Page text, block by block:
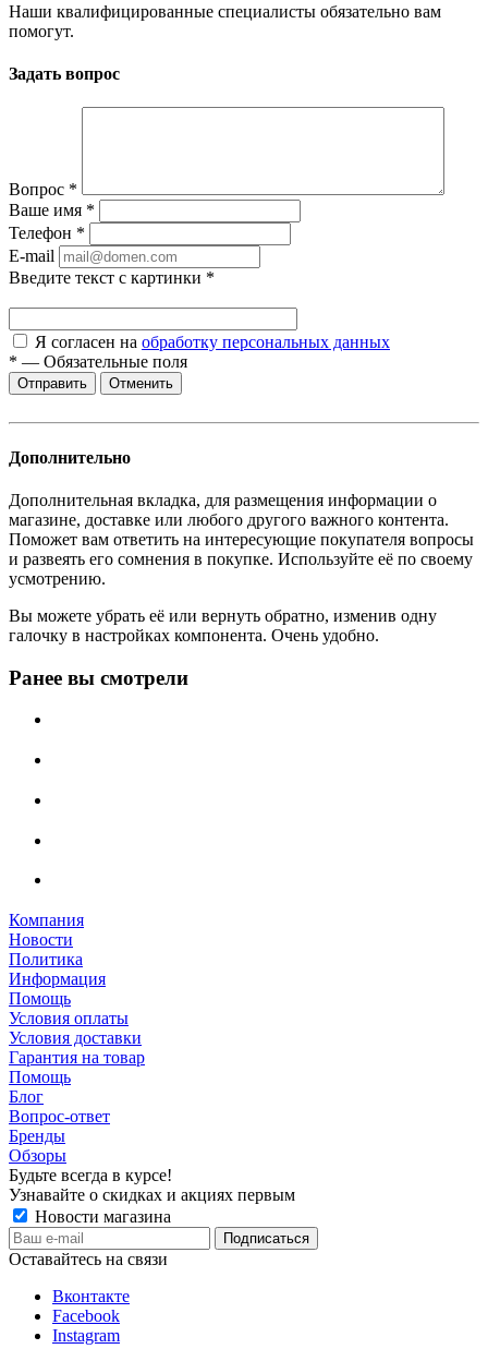
Наши квалифицированные специалисты обязательно вам
помогут.
Задать вопрос
Вопрос *
Ваше имя *
Телефон *
E-mail
Введите текст с картинки *
Я согласен на обработку персональных данных
* — Обязательные поля
Отменить
Дополнительно
Дополнительная вкладка, для размещения информации о
магазине, доставке или любого другого важного контента.
Поможет вам ответить на интересующие покупателя вопросы
и развеять его сомнения в покупке. Используйте её по своему
усмотрению.
Вы можете убрать её или вернуть обратно, изменив одну
галочку в настройках компонента. Очень удобно.
Ранее вы смотрели
Компания
Новости
Политика
Информация
Помощь
Условия оплаты
Условия доставки
Гарантия на товар
Помощь
Блог
Вопрос-ответ
Бренды
Обзоры
Будьте всегда в курсе!
Узнавайте о скидках и акциях первым
Новости магазина
Оставайтесь на связи
Вконтакте
Facebook
Instagram